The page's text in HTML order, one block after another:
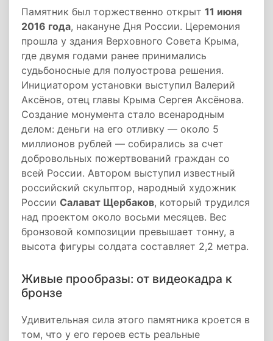
Памятник был торжественно открыт 11 июня
2016 года, накануне Дня России. Церемония
прошла у здания Верховного Совета Крыма,
где двумя годами ранее принимались
судьбоносные для полуострова решения.
Инициатором установки выступил Валерий
Аксёнов, отец главы Крыма Сергея Аксёнова.
Создание монумента стало всенародным
делом: деньги на его отливку — около 5
миллионов рублей — собирались за счет
добровольных пожертвований граждан со
всей России. Автором выступил известный
российский скульптор, народный художник
России Салават Щербаков, который трудился
над проектом около восьми месяцев. Вес
бронзовой композиции превышает тонну, а
высота фигуры солдата составляет 2,2 метра.
Живые прообразы: от видеокадра к
бронзе
Удивительная сила этого памятника кроется в
том, что у его героев есть реальные